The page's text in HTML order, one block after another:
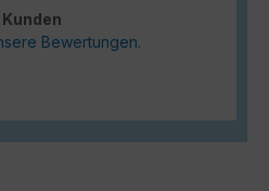
Bewertungen.